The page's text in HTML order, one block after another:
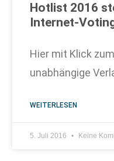
Hotlist 2016
Internet-
Hier mit Klick
unabhängige
WEITERLESEN
5. Juli 2016 Keine